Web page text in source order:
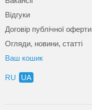
Відгуки
Договір публічної оферти
Огляди, новини, статті
Ваш кошик
RU UA